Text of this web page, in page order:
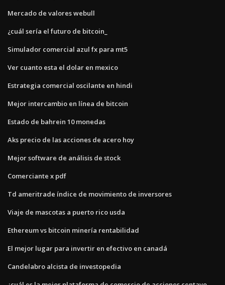
Mercado de valores webull
¿cuál sería el futuro de bitcoin_
Simulador comercial azul fx para mt5
Ver cuanto esta el dolar en mexico
Estrategia comercial oscilante en hindi
Mejor intercambio en línea de bitcoin
Estado de bahrein 10 monedas
Aks precio de las acciones de acero hoy
Mejor software de análisis de stock
Comerciante x pdf
Td ameritrade índice de movimiento de inversores
Viaje de mascotas a puerto rico usda
Ethereum vs bitcoin minería rentabilidad
El mejor lugar para invertir en efectivo en canadá
Candelabro alcista de investopedia